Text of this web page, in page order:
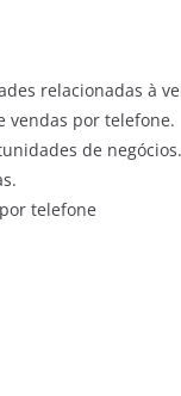
relacionadas à
vendas por telefone.
de negócios.
telefone